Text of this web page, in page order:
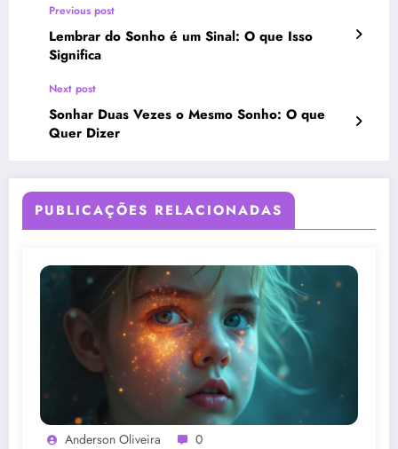
Previous post
Lembrar do Sonho é um Sinal: O que Isso
Significa
Next post
Sonhar Duas Vezes o Mesmo Sonho: O que
Quer Dizer
PUBLICAÇÕES RELACIONADAS
Anderson Oliveira 0